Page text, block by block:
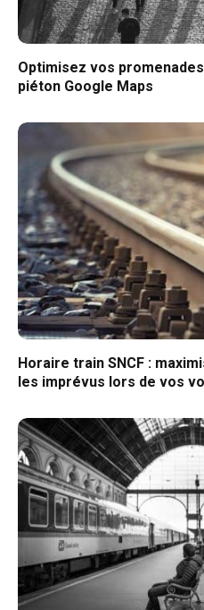
Optimisez vos
piéton Google Maps
Horaire train SNCF :
les imprévus lors de vos